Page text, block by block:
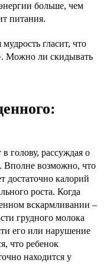
больше, чем
питания.
гласит, что
Можно ли скидывать
голову, рассуждая о
Вполне возможно, что
достаточно калорий
роста. Когда
вскармливании –
грудного молока
его или нарушение
что ребенок
находится у